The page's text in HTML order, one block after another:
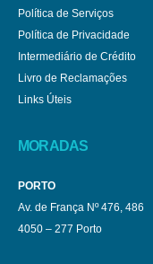
Política de Serviços
Política de Privacidade
Intermediário de Crédito
Livro de Reclamações
Links Úteis
MORADAS
PORTO
Av. de França Nº 476, 486
4050 – 277 Porto